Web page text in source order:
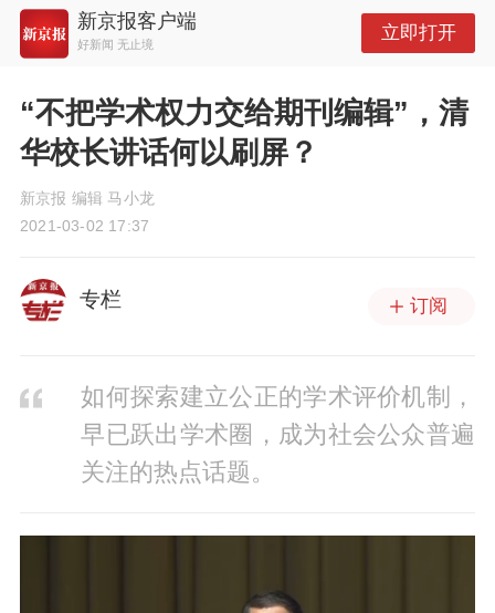
新京报客户端
好新闻 无止境
立即打开
“不把学术权力交给期刊编辑”，清
华校长讲话何以刷屏？
新京报 编辑 马小龙
2021-03-02 17:37
专栏 订阅
如何探索建立公正的学术评价机制，
早已跃出学术圈，成为社会公众普遍
关注的热点话题。